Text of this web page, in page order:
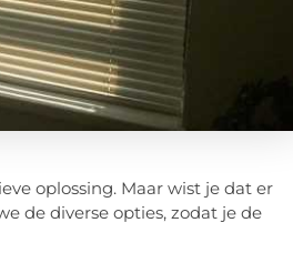
oplossing. Maar wist je dat er
de diverse opties, zodat je de